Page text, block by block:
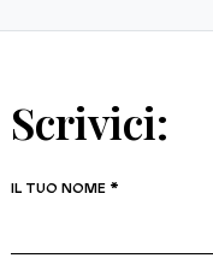
Scrivici:
IL TUO NOME *